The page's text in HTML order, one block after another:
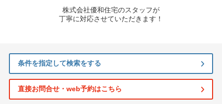
株式会社優和住宅のスタッフが
丁寧に対応させていただきます！
条件を指定して検索をする
直接お問合せ・web予約はこちら